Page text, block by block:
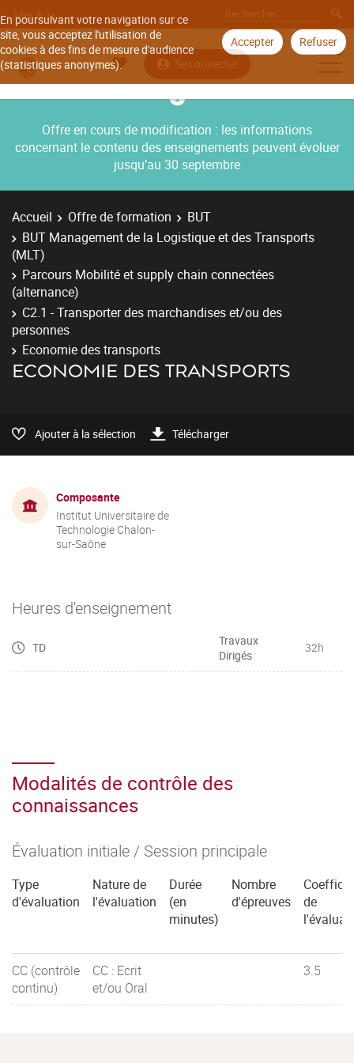
En poursuivant votre navigation sur ce
site, vous acceptez l'utilisation de
cookies à des fins de mesure d'audience
(statistiques anonymes).
Accepter Refuser
Aller à
Se connecter
Offre en cours de modification : les informations
concernant le contenu des enseignements peuvent évoluer
jusqu’au 30 septembre
Accueil Offre de formation
BUT
BUT Management de la Logistique et des Transports
(MLT)
Parcours Mobilité et supply chain connectées
(alternance)
C2.1 - Transporter des marchandises et/ou des
personnes
Economie des transports
ECONOMIE DES TRANSPORTS
Ajouter à la sélection Télécharger
Composante
Institut Universitaire de
Technologie Chalon-
sur-Saône
Heures d'enseignement
TD
Travaux
Dirigés
32h
Modalités de contrôle des
connaissances
Évaluation initiale / Session principale
Type
d'évaluation
Nature de
l'évaluation
Durée
(en
minutes)
Nombre
d'épreuves
de
CC (contrôle
continu)
CC : Ecrit
et/ou Oral
3.5